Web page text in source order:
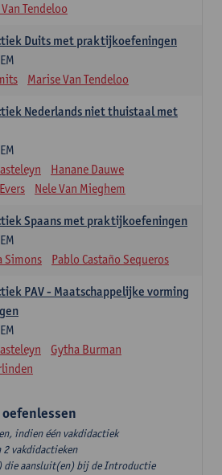
Tendeloo
Duits met praktijkoefeningen
Marise Van Tendeloo
Nederlands niet thuistaal met
Hanane Dauwe
Nele Van Mieghem
Spaans met praktijkoefeningen
Simons Pablo Castaño Sequeros
PAV - Maatschappelijke vorming
Gytha Burman
indien één vakdidactiek
vakdidactieken
die aansluit(en) bij de Introductie